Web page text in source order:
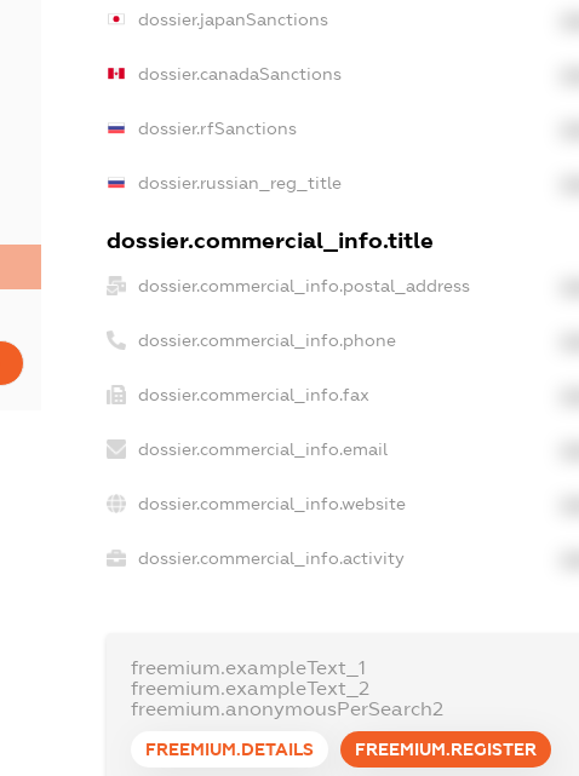
dossier.japanSanctions
dossier.canadaSanctions
dossier.rfSanctions
dossier.russian_reg_title
dossier.commercial_info.title
dossier.commercial_info.postal_address
dossier.commercial_info.phone
dossier.commercial_info.fax
dossier.commercial_info.email
dossier.commercial_info.website
dossier.commercial_info.activity
freemium.exampleText_1
freemium.exampleText_2
freemium.anonymousPerSearch2
FREEMIUM.DETAILS FREEMIUM.REGISTER